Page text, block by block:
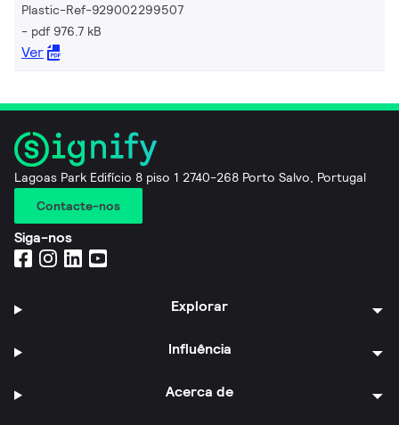
Plastic-Ref-929002299507
pdf 976.7 kB
Ver
Lagoas Park Edifício 8 piso 1 2740-268 Porto Salvo, Portugal
Contacte-nos
Siga-nos
Explorar
Influência
Acerca de